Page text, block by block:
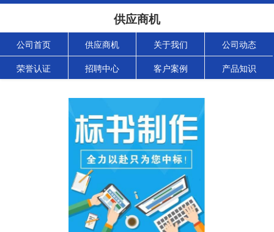
供应商机
公司首页 供应商机 关于我们 公司动态
荣誉认证 招聘中心 客户案例 产品知识